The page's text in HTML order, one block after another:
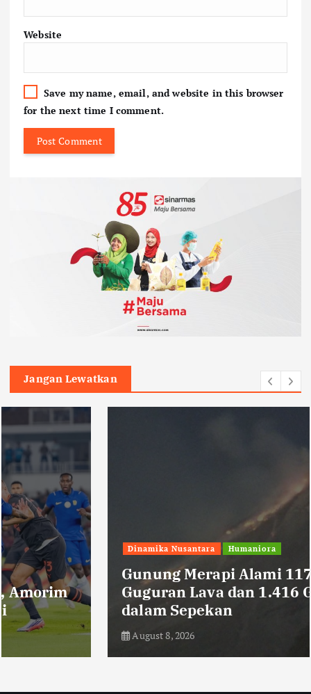
Website
Save my name, email, and website in this browser
for the next time I comment.
Jangan Lewatkan
Dinamika Nusantara Humaniora
Gunung Merapi Alami 117 Kali
Guguran Lava dan 1.416 Gempa
dalam Sepekan
August 8, 2026